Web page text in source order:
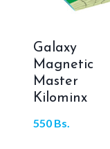
Galaxy
Magnetic
Master
Kilominx
550 Bs.